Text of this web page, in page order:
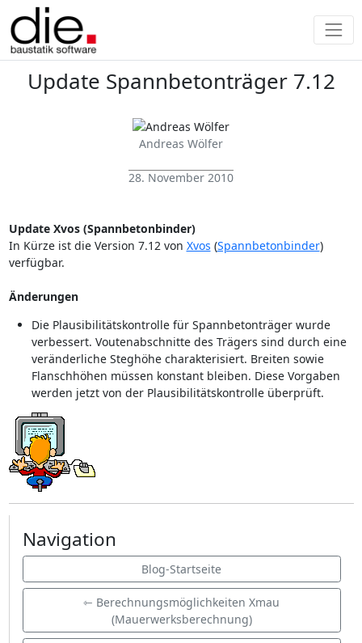
Update Spannbetonträger 7.12
Andreas Wölfer
28. November 2010
Update Xvos (Spannbetonbinder)
In Kürze ist die Version 7.12 von Xvos (Spannbetonbinder)
verfügbar.
Änderungen
Die Plausibilitätskontrolle für Spannbetonträger wurde
verbessert. Voutenabschnitte des Trägers sind durch eine
veränderliche Steghöhe charakterisiert. Breiten sowie
Flanschhöhen müssen konstant bleiben. Diese Vorgaben
werden jetzt von der Plausibilitätskontrolle überprüft.
Navigation
Blog-Startseite
⇽ Berechnungsmöglichkeiten Xmau
(Mauerwerksberechnung)